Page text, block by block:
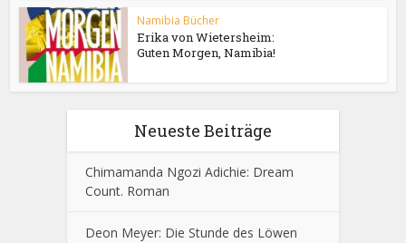
Namibia Bücher
Erika von Wietersheim:
Guten Morgen, Namibia!
Neueste Beiträge
Chimamanda Ngozi Adichie: Dream
Count. Roman
Deon Meyer: Die Stunde des Löwen